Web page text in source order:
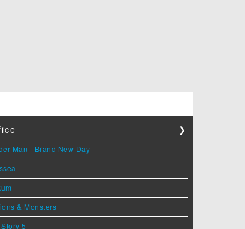
❯
Man - Brand New Day
& Monsters
5